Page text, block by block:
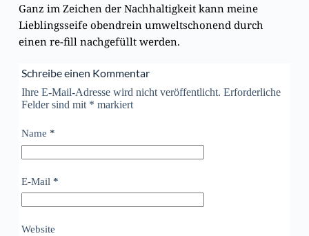
Ganz im Zeichen der Nachhaltigkeit kann meine
Lieblingsseife obendrein umweltschonend durch
einen re-fill nachgefüllt werden.
Schreibe einen Kommentar
Ihre E-Mail-Adresse wird nicht veröffentlicht. Erforderliche
Felder sind mit * markiert
Name *
E-Mail *
Website